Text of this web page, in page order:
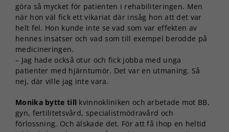
göra så mycket för patienten i rehabiliteringen. Men
när hon väl fick ett vikariat där insåg hon att det var
helt fel. Hon kunde inte se vad som var effekten av
hennes insatser och vad som till exempel berodde på
medicineringen.
– Jag hade också otur och fick jobba med unga
patienter med hjärntumör. Det var en utmaning. Så
nej, där ville jag inte vara.
Monika bytte till kvinnokliniken och arbetade mot BB,
gyn, fertilitetsvård, specialistmödravård och
förlossning. Och älskade det. För att få ihop en heltid